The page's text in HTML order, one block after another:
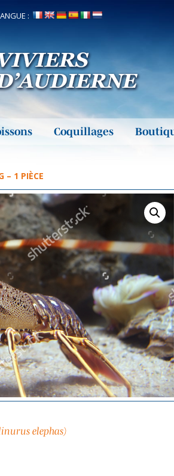
:
Coquillages
– 1 PIÈCE
elephas)